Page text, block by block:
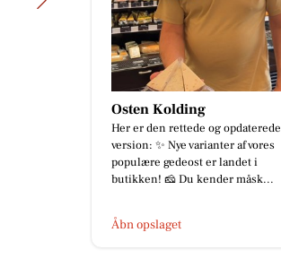
Osten Kolding
Her er den rettede og opdaterede
version: ✨ Nye varianter af vores
populære gedeost er landet i
butikken! 🧀 Du kender måsk...
Åbn opslaget